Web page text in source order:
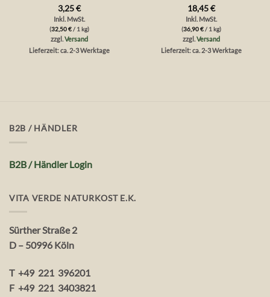
Bewertet
mit
0
von
3,25€
Inkl. MwSt.
(32,50€/ 1 kg)
zzgl.Versand
Lieferzeit: ca. 2-3 Werktage
Bewertet
mit
0
von
18,45€
Inkl. MwSt.
(36,90€/ 1 kg)
zzgl.Versand
Lieferzeit: ca. 2-3 Werktage
B2B / HÄNDLER
B2B / Händler Login
VITA VERDE NATURKOST E.K.
Sürther Straße 2
D – 50996 Köln
T +49 221 396201
F +49 221 3403821